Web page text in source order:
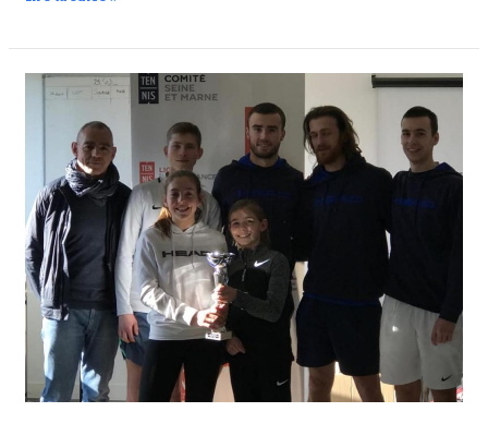
Vice-
et
Marne
en
doubles
d’hiver